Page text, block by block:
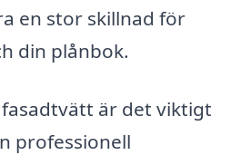
en stor skillnad för
din plånbok.
är det viktigt
professionell